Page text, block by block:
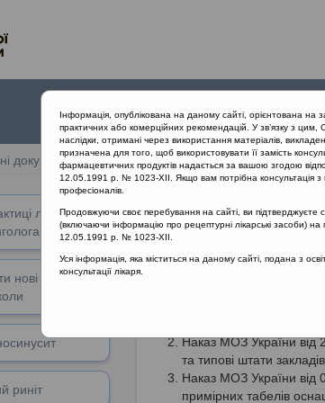
документи
заходи
документи Грип
лікаря-
нові клінічні
риніт
Наказ
VІІ. Список
Адаптована клінічна
респіраторні
Наказ МОЗ України від
та типові штати
Наказ МОЗ України
примірних табелів
Інформація, опублікована на даному сайті, орієнтована
практичних або комерційних рекомендацій. У зв’язку з
наслідки, отримані через використання матеріалів,
призначена для того, щоб використовувати її замість
фармацевтичних продуктів надається за вашою згодою
12.05.1991 р. № 1023-XII. Якщо вам потрібна консультація з
професіоналів.
Продовжуючи своє перебування на сайті, ви підтверджуєте
(включаючи інформацію про рецептурні лікарські засоби)
12.05.1991 р. № 1023-XII.
Уся інформація, яка міститься на даному сайті, подана з
консультації лікаря.